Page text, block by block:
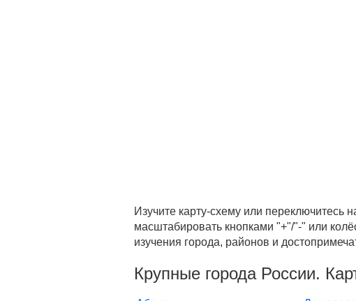
Изучите карту-схему или переключитесь
масштабировать кнопками "+"/"-" или
изучения города, районов и
Крупные города России.